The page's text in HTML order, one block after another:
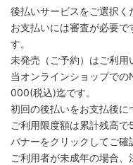
後払いサービスをご選択く
お支払いには審査が必要
す。
未発売（ご予約）はご利用
当オンラインショップでの
000(税込)迄です。
初回の後払いをお支払後
ご利用限度額は累計残高
バナーをクリックしてご確
ご利用者が未成年の場合